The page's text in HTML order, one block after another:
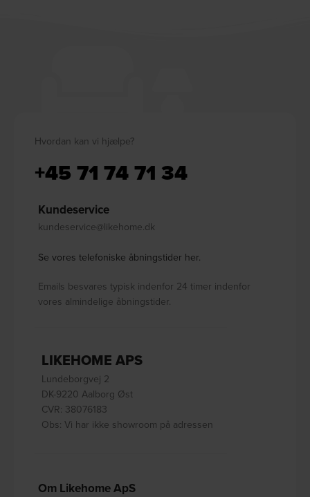
Hvordan kan vi hjælpe?
+45 71 74 71 34
Kundeservice
kundeservice@likehome.dk
Se vores telefoniske åbningstider her.
Emails besvares typisk indenfor 24 timer indenfor
vores almindelige åbningstider.
LIKEHOME APS
Lundeborgvej 2
DK-9220 Aalborg Øst
CVR: 38076183
Obs: Vi har ikke showroom på adressen
Om Likehome ApS